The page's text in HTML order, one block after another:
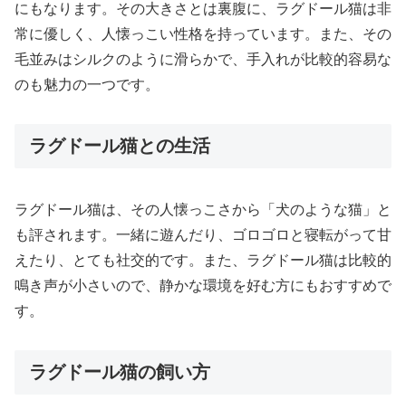
にもなります。その大きさとは裏腹に、ラグドール猫は非
常に優しく、人懐っこい性格を持っています。また、その
毛並みはシルクのように滑らかで、手入れが比較的容易な
のも魅力の一つです。
ラグドール猫との生活
ラグドール猫は、その人懐っこさから「犬のような猫」と
も評されます。一緒に遊んだり、ゴロゴロと寝転がって甘
えたり、とても社交的です。また、ラグドール猫は比較的
鳴き声が小さいので、静かな環境を好む方にもおすすめで
す。
ラグドール猫の飼い方